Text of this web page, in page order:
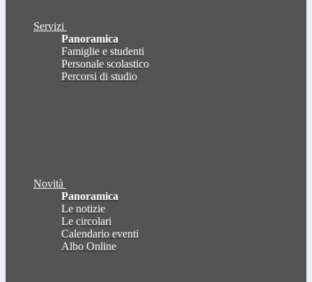
Servizi
Panoramica
Famiglie e studenti
Personale scolastico
Percorsi di studio
Novità
Panoramica
Le notizie
Le circolari
Calendario eventi
Albo Online